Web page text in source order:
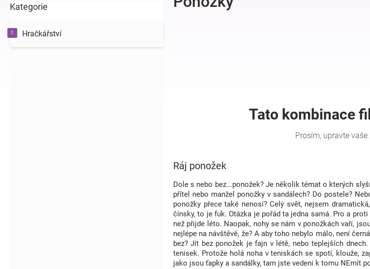
o
t
r
Přeskočit
Kategorie
Hračkářství
Ráj ponožek
Dole s nebo bez...ponožek? Je několik témat o kterých
přítel nebo manžel ponožky v sandálech? Do postele?
ponožky přece také nenosí? Celý svět, nejsem
čínsky, to je fuk. Otázka je pořád ta jedna samá. Pro a
než přijde léto. Naopak, nohy se nám v ponožkách vaří,
nejlépe na návštěvě, že? A aby toho nebylo málo, není
bez? Jít bez ponožek je fajn v létě, nebo teplejších
tenisek. Protože holá noha v teniskách se spotí, klouže,
jako jsou ťapky a sandálky, tam jste vedeni k tomu NEmít